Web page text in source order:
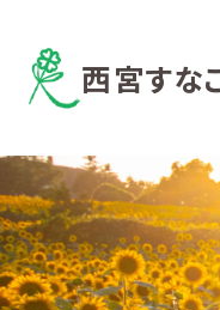
西宮すな